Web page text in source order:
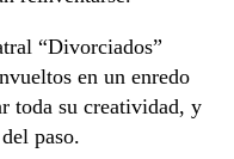
“Divorciados”
en un enredo
toda su creatividad, y
paso.